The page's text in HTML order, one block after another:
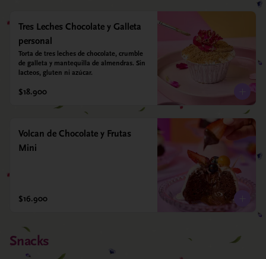
Arándanos.
Tres Leches Chocolate y Galleta
personal
Torta de tres leches de chocolate, crumble
de galleta y mantequilla de almendras. Sin
lacteos, gluten ni azúcar.
$18.900
Volcan de Chocolate y Frutas
Mini
$16.900
Snacks